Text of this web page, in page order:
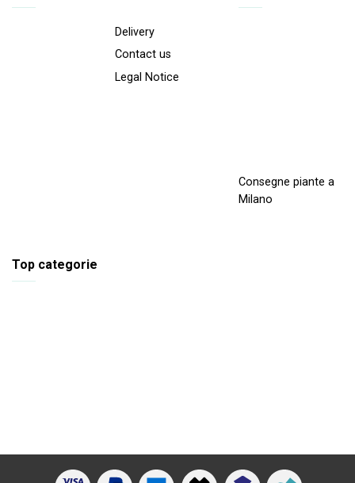
Delivery
Contact us
Legal Notice
Consegne piante a
Milano
Top categorie